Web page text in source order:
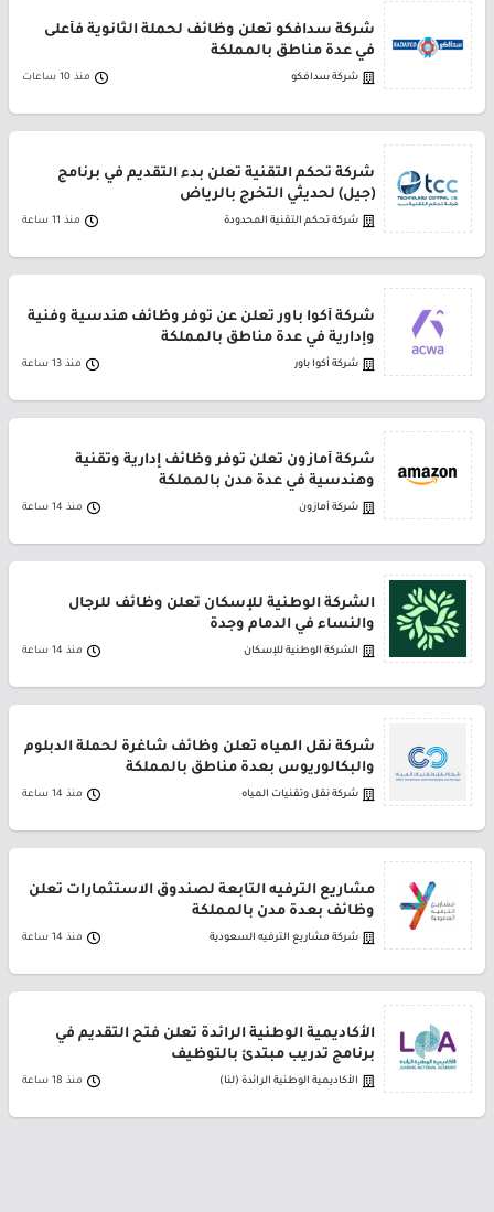
شركة سدافكو تعلن وظائف لحملة الثانوية فأعلى
في عدة مناطق بالمملكة
شركة سدافكو منذ 10 ساعات
شركة تحكم التقنية تعلن بدء التقديم في برنامج
(جيل) لحديثي التخرج بالرياض
شركة تحكم التقنية المحدودة منذ 11 ساعة
شركة أكوا باور تعلن عن توفر وظائف هندسية وفنية
وإدارية في عدة مناطق بالمملكة
شركة أكوا باور منذ 13 ساعة
شركة أمازون تعلن توفر وظائف إدارية وتقنية
وهندسية في عدة مدن بالمملكة
شركة أمازون منذ 14 ساعة
الشركة الوطنية للإسكان تعلن وظائف للرجال
والنساء في الدمام وجدة
الشركة الوطنية للإسكان منذ 14 ساعة
شركة نقل المياه تعلن وظائف شاغرة لحملة الدبلوم
والبكالوريوس بعدة مناطق بالمملكة
شركة نقل وتقنيات المياه منذ 14 ساعة
مشاريع الترفيه التابعة لصندوق الاستثمارات تعلن
وظائف بعدة مدن بالمملكة
شركة مشاريع الترفيه السعودية منذ 14 ساعة
الأكاديمية الوطنية الرائدة تعلن فتح التقديم في
برنامج تدريب مبتدئ بالتوظيف
الأكاديمية الوطنية الرائدة (لنا) منذ 18 ساعة